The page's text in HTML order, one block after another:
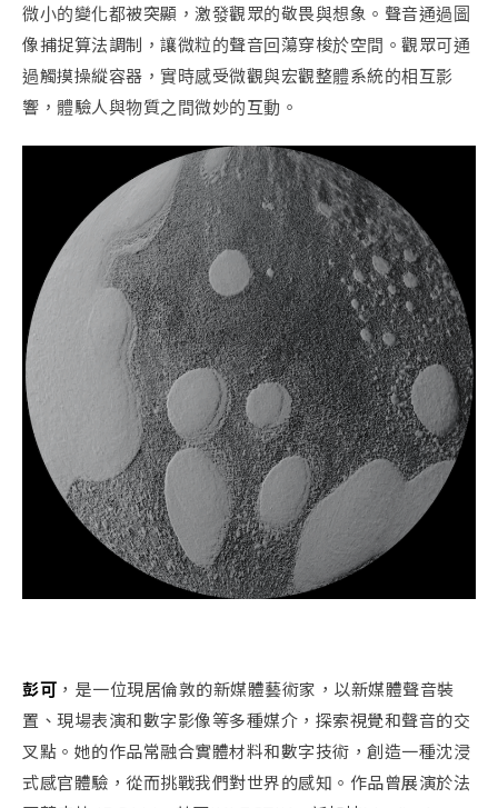
微小的變化都被突顯，激發觀眾的敬畏與想象。聲音通過圖
像捕捉算法調制，讓微粒的聲音回蕩穿梭於空間。觀眾可通
過觸摸操縱容器，實時感受微觀與宏觀整體系統的相互影
響，體驗人與物質之間微妙的互動。
彭可 ， 是一位現居倫敦的新媒體藝術家，以新媒體聲音裝
置、現場表演和數字影像等多種媒介，探索視覺和聲音的交
叉點。她的作品常融合實體材料和數字技術，創造一種沈浸
式感官體驗，從而挑戰我們對世界的感知。作品曾展演於法